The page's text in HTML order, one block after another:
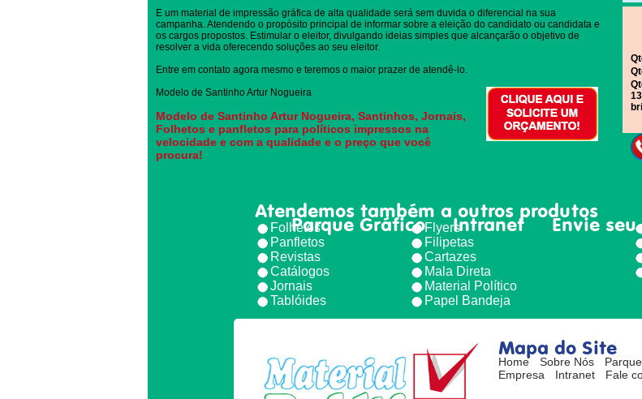
E um material de impressão gráfica de alta qualidade será sem duvida o diferencial na sua
campanha. Atendendo o propósito principal de informar sobre a eleição do candidato ou candidata e
os cargos propostos. Estimular o eleitor, divulgando ideias simples que alcançarão o objetivo de
resolver a vida oferecendo soluções ao seu eleitor.
Entre em contato agora mesmo e teremos o maior prazer de atendê-lo.
Modelo de Santinho Artur Nogueira
Modelo de Santinho Artur Nogueira, Santinhos, Jornais,
Folhetos e panfletos para políticos impressos na
velocidade e com a qualidade e o preço que você
procura!
Parque Gráfico Intranet Envie
Atendemos também a outros produtos
Folhetos
Panfletos
Revistas
Catálogos
Jornais
Tablóides
Flyers
Filipetas
Cartazes
Mala Direta
Material Político
Papel Bandeja
Mapa do Site
Home Sobre Nós
Empresa
Intranet Fale